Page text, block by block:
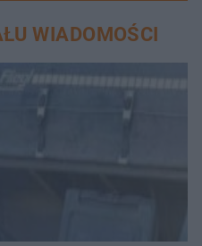
WIADOMOŚCI